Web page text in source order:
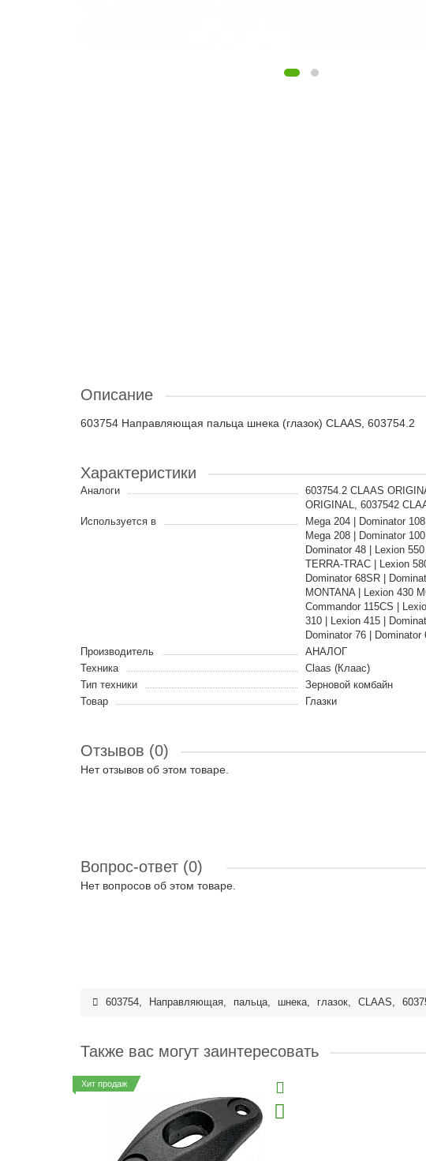
Описание
603754 Направляющая пальца шнека (глазок) CLAAS, 603754.2
Характеристики
Аналоги
603754.2 CLAAS
ORIGINAL, 6037542
Используется в
Mega 204 | Dominator
Mega 208 | Dominator
Dominator 48 | Lexion
TERRA-TRAC | Lexion
Dominator 68SR |
MONTANA | Lexion 430
Commandor 115CS |
310 | Lexion 415 |
Dominator 76 | Dominator
Производитель
АНАЛОГ
Техника
Claas (Клаас)
Тип техники
Зерновой комбайн
Товар
Глазки
Отзывов (0)
Нет отзывов об этом товаре.
Вопрос-ответ (0)
Нет вопросов об этом товаре.
603754, Направляющая, пальца, шнека, глазок, CLAAS,
Также вас могут заинтересовать
Хит продаж